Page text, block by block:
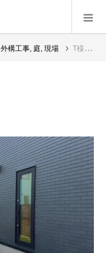
外構工事, 庭, 現場 T様邸🍀続き